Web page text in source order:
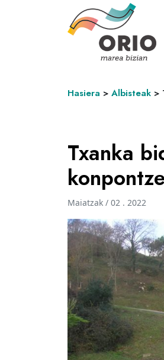
Hasiera > Albisteak >
Txanka
Maiatzak / 02 . 2022